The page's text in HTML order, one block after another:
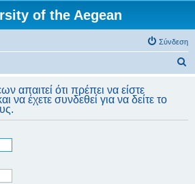
of the Aegean
Σύνδεση
απαιτεί ότι πρέπει να είστε
να έχετε συνδεθεί για να δείτε το